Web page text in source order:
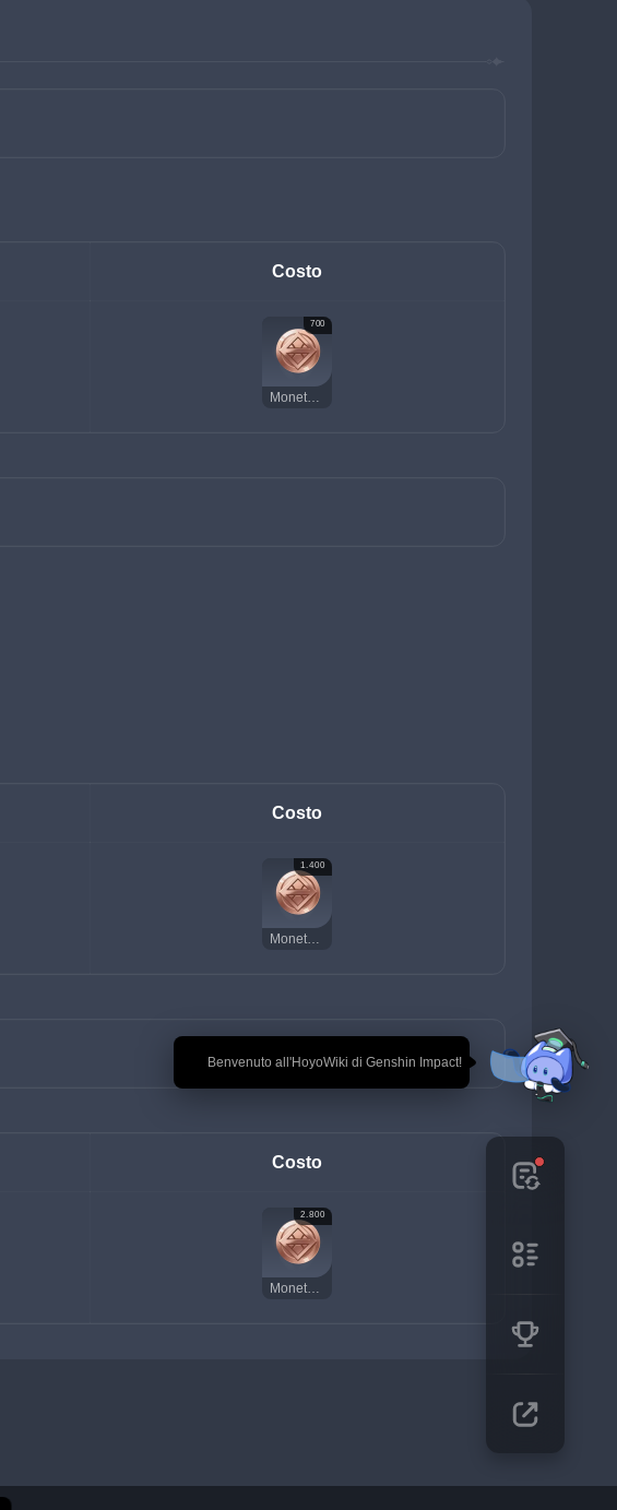
🎉 Benvenuto all'HoyoWiki di Genshin Impact!
Costo
700
Moneta della fortuna
Costo
1.400
Moneta della fortuna
Costo
2.800
Moneta della fortuna